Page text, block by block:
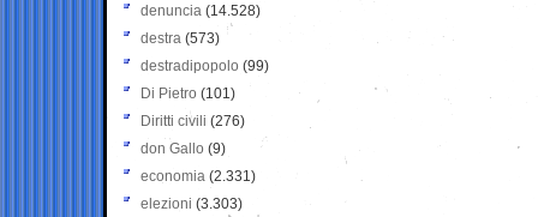
denuncia (14.528)
destra (573)
destradipopolo (99)
Di Pietro (101)
Diritti civili (276)
don Gallo (9)
economia (2.331)
elezioni (3.303)